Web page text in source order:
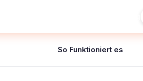
So Funktioniert es